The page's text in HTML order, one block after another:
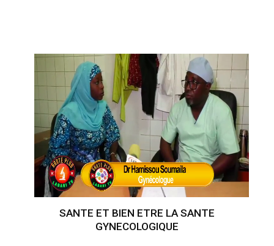
SANTE ET BIEN ETRE LA SANTE
GYNECOLOGIQUE